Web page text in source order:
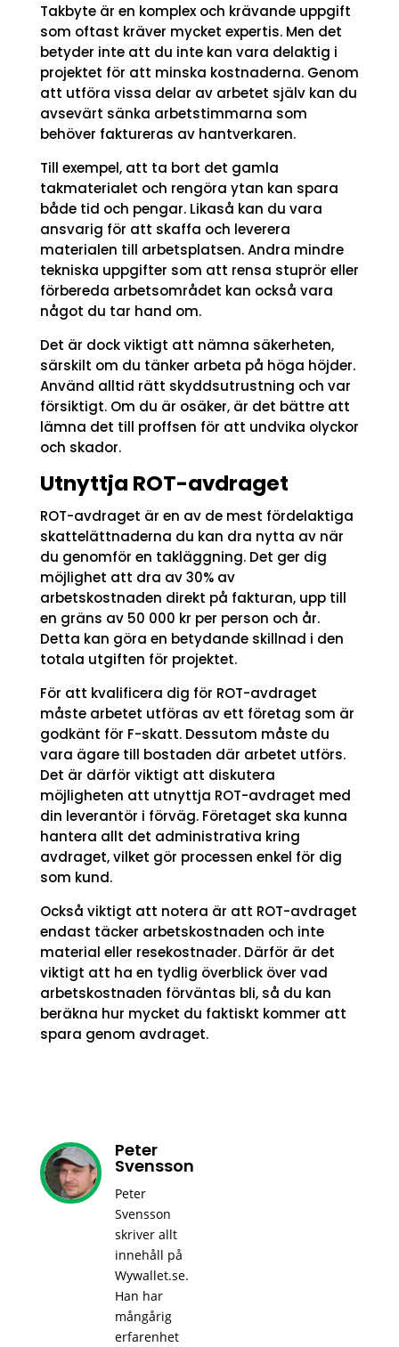
Takbyte är en komplex och krävande uppgift
som oftast kräver mycket expertis. Men det
betyder inte att du inte kan vara delaktig i
projektet för att minska kostnaderna. Genom
att utföra vissa delar av arbetet själv kan du
avsevärt sänka arbetstimmarna som
behöver faktureras av hantverkaren.
Till exempel, att ta bort det gamla
takmaterialet och rengöra ytan kan spara
både tid och pengar. Likaså kan du vara
ansvarig för att skaffa och leverera
materialen till arbetsplatsen. Andra mindre
tekniska uppgifter som att rensa stuprör eller
förbereda arbetsområdet kan också vara
något du tar hand om.
Det är dock viktigt att nämna säkerheten,
särskilt om du tänker arbeta på höga höjder.
Använd alltid rätt skyddsutrustning och var
försiktigt. Om du är osäker, är det bättre att
lämna det till proffsen för att undvika olyckor
och skador.
Utnyttja ROT-avdraget
ROT-avdraget är en av de mest fördelaktiga
skattelättnaderna du kan dra nytta av när
du genomför en takläggning. Det ger dig
möjlighet att dra av 30% av
arbetskostnaden direkt på fakturan, upp till
en gräns av 50 000 kr per person och år.
Detta kan göra en betydande skillnad i den
totala utgiften för projektet.
För att kvalificera dig för ROT-avdraget
måste arbetet utföras av ett företag som är
godkänt för F-skatt. Dessutom måste du
vara ägare till bostaden där arbetet utförs.
Det är därför viktigt att diskutera
möjligheten att utnyttja ROT-avdraget med
din leverantör i förväg. Företaget ska kunna
hantera allt det administrativa kring
avdraget, vilket gör processen enkel för dig
som kund.
Också viktigt att notera är att ROT-avdraget
endast täcker arbetskostnaden och inte
material eller resekostnader. Därför är det
viktigt att ha en tydlig överblick över vad
arbetskostnaden förväntas bli, så du kan
beräkna hur mycket du faktiskt kommer att
spara genom avdraget.
Peter
Svensson
Peter
Svensson
skriver allt
innehåll på
Wywallet.se.
Han har
mångårig
erfarenhet